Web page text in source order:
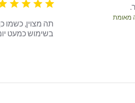
מאומת
5 star rating
בשימוש כמעט